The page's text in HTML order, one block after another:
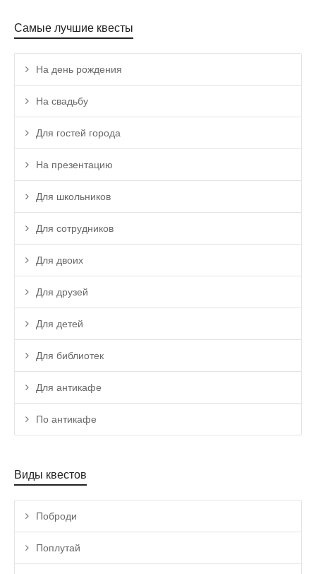
Самые лучшие квесты
На день рождения
На свадьбу
Для гостей города
На презентацию
Для школьников
Для сотрудников
Для двоих
Для друзей
Для детей
Для библиотек
Для антикафе
По антикафе
Виды квестов
Поброди
Поплутай